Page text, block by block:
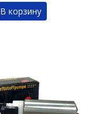
В корзину